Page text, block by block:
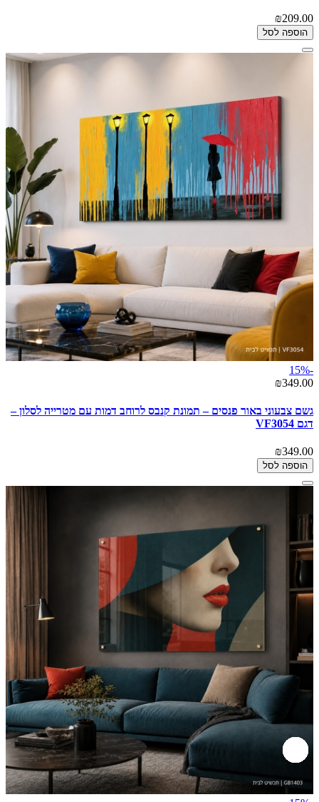
₪209.00
הוספה לסל
-15%
₪349.00
גשם צבעוני באור פנסים – תמונת קנבס לרוחב דמות עם מטרייה לסלון –
דגם VF3054
₪349.00
הוספה לסל